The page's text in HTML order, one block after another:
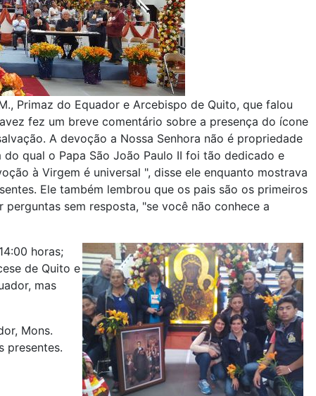
Primaz do Equador e Arcebispo de Quito, que falou
fez um breve comentário sobre a presença do ícone
A devoção a Nossa Senhora não é propriedade
qual o Papa São João Paulo II foi tão dedicado e
à Virgem é universal ", disse ele enquanto mostrava
Ele também lembrou que os pais são os primeiros
sem resposta, "se você não conhece a
horas;
de Quito e
mas
Mons.
presentes.